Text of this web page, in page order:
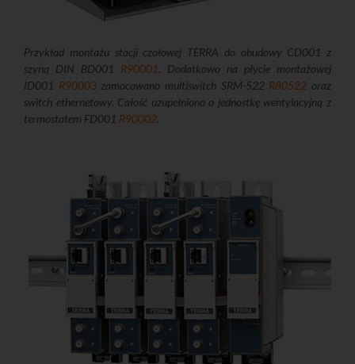
Przykład montażu stacji czołowej TERRA do obudowy CD001 z
szyną DIN BD001 R90001. Dodatkowo na płycie montażowej
ID001 R90003zamocowano multiswitch SRM-522 R80522 oraz
switch ethernetowy. Całość uzupełniono o jednostkę wentylacyjną z
termostatem FD001 R90002.